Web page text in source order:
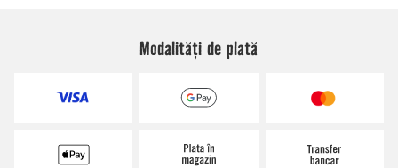
Modalități de plată